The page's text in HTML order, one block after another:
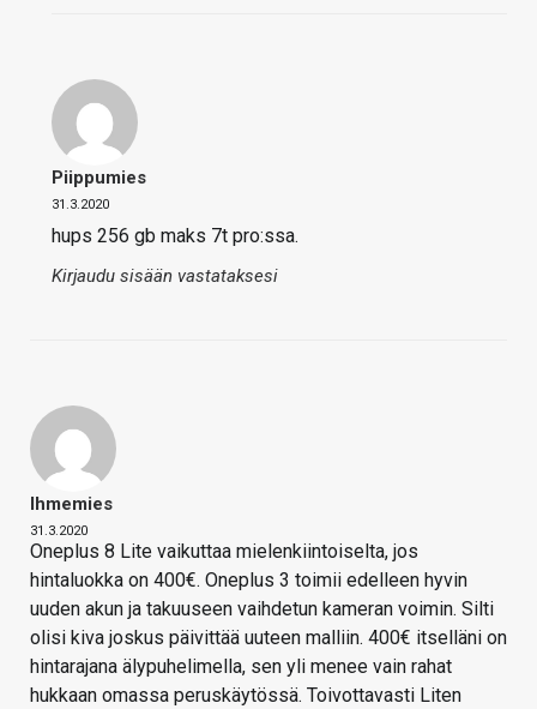
Piippumies
31.3.2020
hups 256 gb maks 7t pro:ssa.
Kirjaudu sisään vastataksesi
Ihmemies
31.3.2020
Oneplus 8 Lite vaikuttaa mielenkiintoiselta, jos
hintaluokka on 400€. Oneplus 3 toimii edelleen hyvin
uuden akun ja takuuseen vaihdetun kameran voimin. Silti
olisi kiva joskus päivittää uuteen malliin. 400€ itselläni on
hintarajana älypuhelimella, sen yli menee vain rahat
hukkaan omassa peruskäytössä. Toivottavasti Liten